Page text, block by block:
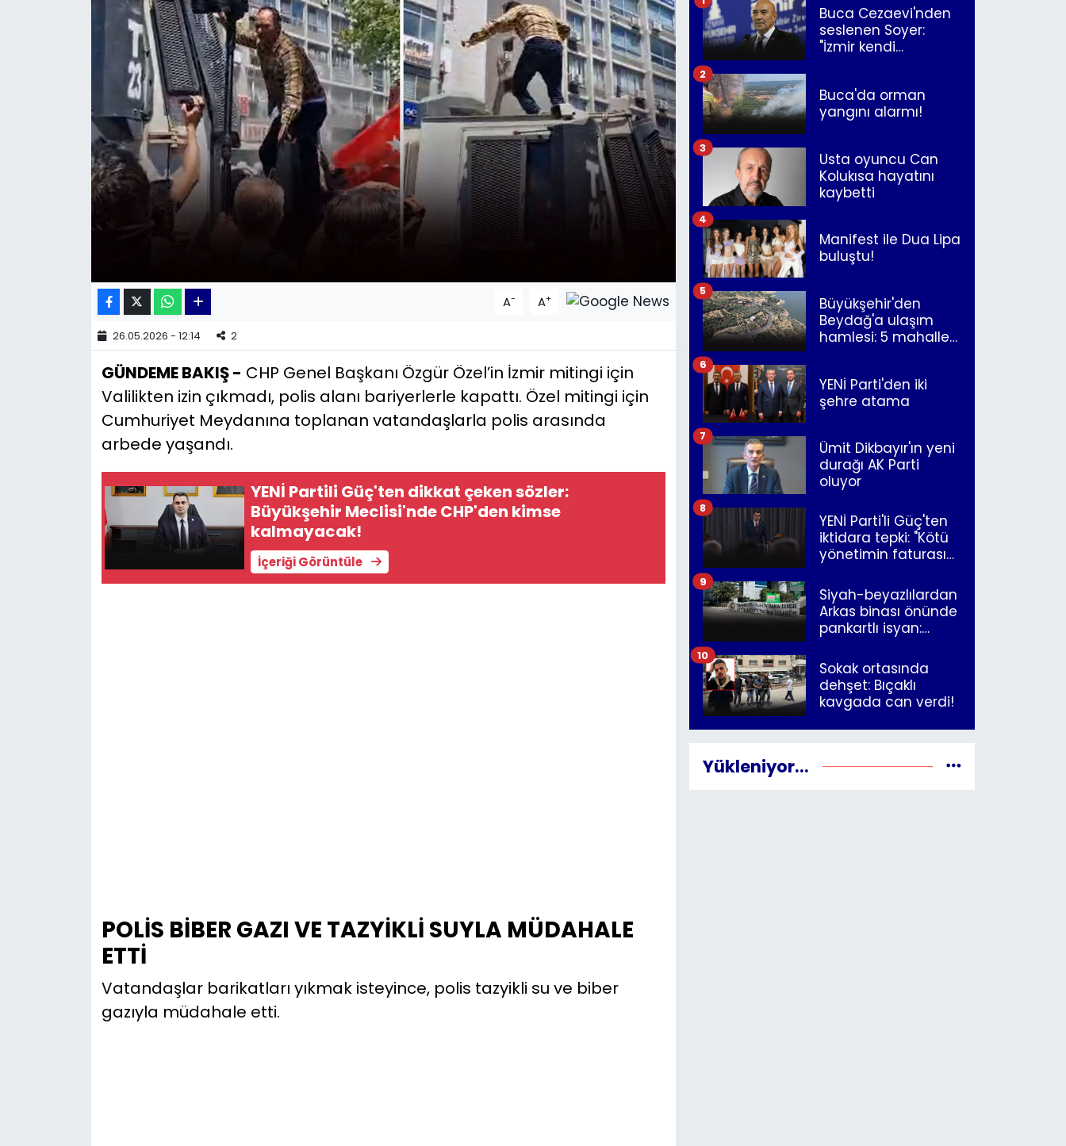
A- A+
26.05.2026 - 12:14 2
GÜNDEME BAKIŞ - CHP Genel Başkanı Özgür Özel’in İzmir mitingi için
Valilikten izin çıkmadı, polis alanı bariyerlerle kapattı. Özel mitingi için
Cumhuriyet Meydanına toplanan vatandaşlarla polis arasında
arbede yaşandı.
YENİ Partili Güç'ten dikkat çeken sözler:
Büyükşehir Meclisi'nde CHP'den kimse
kalmayacak!
İçeriği Görüntüle
POLİS BİBER GAZI VE TAZYİKLİ SUYLA MÜDAHALE
ETTİ
Vatandaşlar barikatları yıkmak isteyince, polis tazyikli su ve biber
gazıyla müdahale etti.
Buca Cezaevi'nden
seslenen Soyer:
"İzmir kendi
Buca'da orman
yangını alarmı!
2
Usta oyuncu Can
Kolukısa hayatını
kaybetti
3
Manifest ile Dua Lipa
buluştu!
4
Büyükşehir'den
Beydağ'a ulaşım
hamlesi: 5 mahalle
5
YENİ Parti'den iki
şehre atama
6
Ümit Dikbayır'ın yeni
durağı AK Parti
oluyor
7
YENİ Parti'li Güç'ten
iktidara tepki: "Kötü
yönetimin faturasını
8
Siyah-beyazlılardan
Arkas binası önünde
pankartlı isyan:
İzmir"
9
Sokak ortasında
dehşet: Bıçaklı
kavgada can verdi!
10
Yükleniyor...
KÜLTÜR SANAT
POLİTİKA
SAĞLIK
Siyaset
YEREL POLİTİKA
YEREL YÖNETİMLER